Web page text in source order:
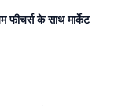
फीचर्स के साथ मार्केट